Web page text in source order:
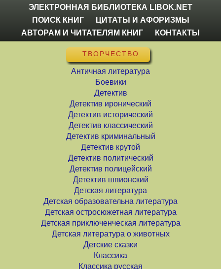
ЭЛЕКТРОННАЯ БИБЛИОТЕКА LIBOK.NET
ПОИСК КНИГ
ЦИТАТЫ И АФОРИЗМЫ
АВТОРАМ И ЧИТАТЕЛЯМ КНИГ
КОНТАКТЫ
ТВОРЧЕСТВО
Античная литература
Боевики
Детектив
Детектив иронический
Детектив исторический
Детектив классический
Детектив криминальный
Детектив крутой
Детектив политический
Детектив полицейский
Детектив шпионский
Детская литература
Детская образовательна литература
Детская остросюжетная литература
Детская приключенческая литература
Детская литература о животных
Детские сказки
Классика
Классика русская